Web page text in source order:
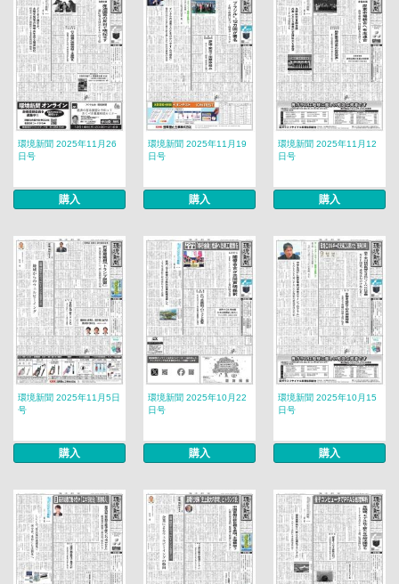
環境新聞 2025年11月26
日号
購入
環境新聞 2025年11月19
日号
購入
環境新聞 2025年11月12
日号
購入
環境新聞 2025年11月5日
号
購入
環境新聞 2025年10月22
日号
購入
環境新聞 2025年10月15
日号
購入